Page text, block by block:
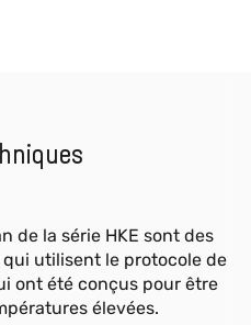
de la série HKE sont des
utilisent le protocole de
ont été conçus pour être
élevées.